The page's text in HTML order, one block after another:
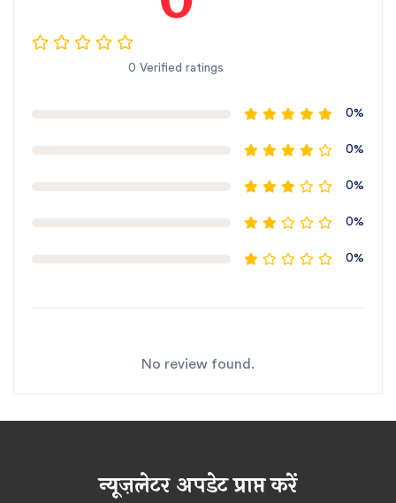
0 Verified ratings
0%
0%
0%
0%
0%
No review found.
न्यूज़लेटर अपडेट प्राप्त करें